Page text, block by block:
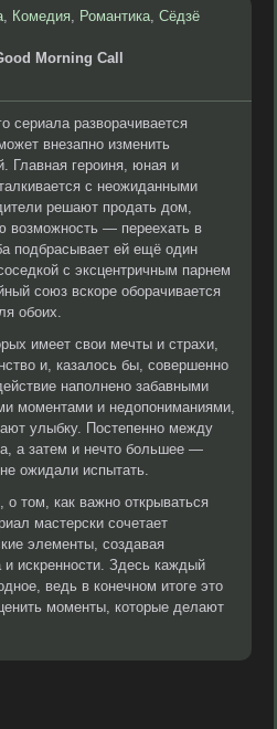
, Комедия, Романтика, Сёдзё
Morning Call
сериала разворачивается
внезапно изменить
Главная героиня, юная и
с неожиданными
решают продать дом,
возможность — переехать в
подбрасывает ей ещё один
с эксцентричным парнем
союз вскоре оборачивается
обоих.
имеет свои мечты и страхи,
и, казалось бы, совершенно
наполнено забавными
моментами и недопониманиями,
улыбку. Постепенно между
а затем и нечто большее —
ожидали испытать.
о том, как важно открываться
мастерски сочетает
элементы, создавая
искренности. Здесь каждый
ведь в конечном итоге это
моменты, которые делают